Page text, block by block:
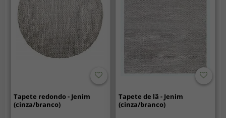
Tapete redondo - Jenim
(cinza/branco)
Tapete de lã - Jenim
(cinza/branco)